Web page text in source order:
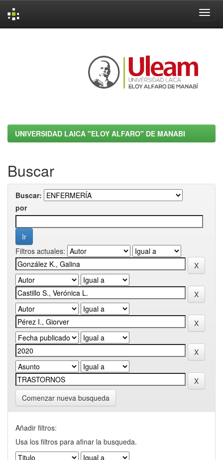
UNIVERSIDAD LAICA "ELOY ALFARO" DE MANABI
Buscar
Buscar:
por
Filtros actuales:
Comenzar nueva busqueda
Añadir filtros:
Usa los filtros para afinar la busqueda.